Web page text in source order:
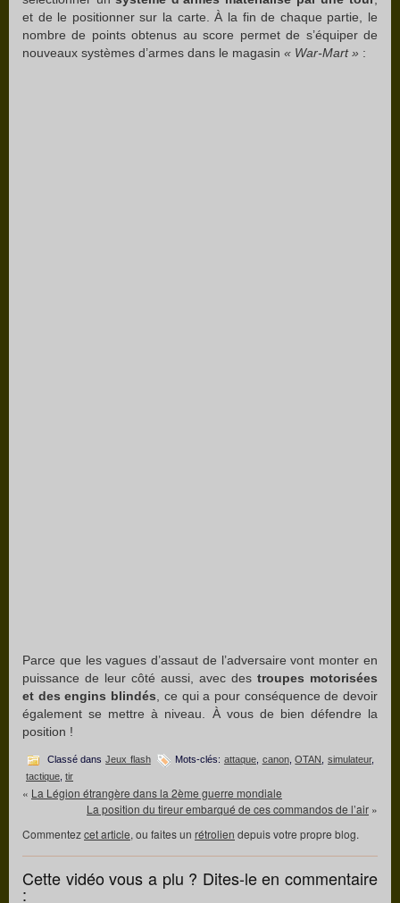
et de le positionner sur la carte. À la fin de chaque partie, le
nombre de points obtenus au score permet de s’équiper de
nouveaux systèmes d’armes dans le magasin « War-Mart » :
Parce que les vagues d’assaut de l’adversaire vont monter en
puissance de leur côté aussi, avec des troupes motorisées
et des engins blindés , ce qui a pour conséquence de devoir
également se mettre à niveau. À vous de bien défendre la
position !
Classé dansJeux flash Mots-clés: attaque, canon,OTAN ,simulateur,
tactique tir
« La Légion étrangère dans la 2ème guerre mondiale
La position du tireur embarqué de ces commandos de l’air »
Commentezcet article, ou faites un rétrolien depuis votre propre blog.
Cette vidéo vous a plu ? Dites-le en commentaire
: